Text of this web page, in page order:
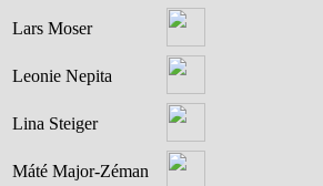
Lars Moser
Leonie Nepita
Lina Steiger
Máté Major-Zéman